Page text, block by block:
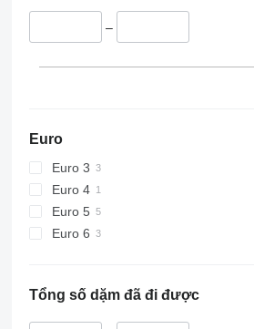
–
Euro
Euro 3
Euro 4
Euro 5
Euro 6
Tổng số dặm đã đi được